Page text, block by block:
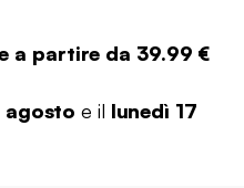
a partire da 39.99 €
agosto e il lunedì 17